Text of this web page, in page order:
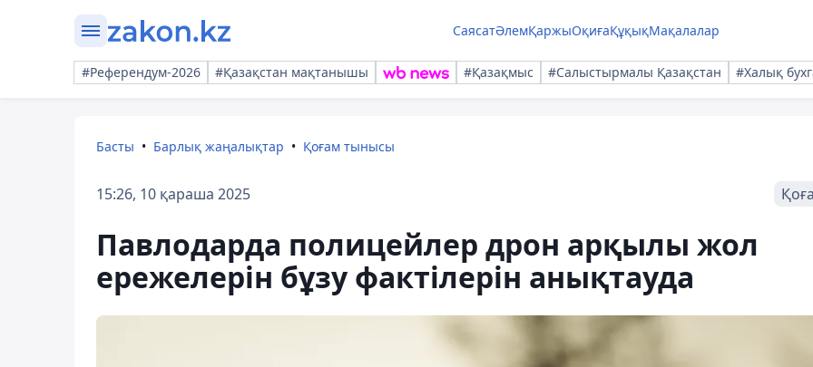
СаясатӘлемҚаржыОқиғаҚұқықМақалалар
#Референдум-2026 #Қазақстан мақтанышы #Қазақмыс #Салыстырмалы Қазақстан #Халық
Басты Барлық жаңалықтар Қоғам тынысы
15:26, 10 қараша 2025
Павлодарда полицейлер дрон арқылы жол
ережелерін бұзу фактілерін анықтауда